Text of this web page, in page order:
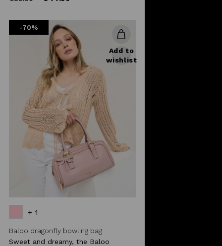
-70%
Add to
wishlist
+ 1
Baloo dragonfly bowling bag
Sweet and dreamy, the Baloo